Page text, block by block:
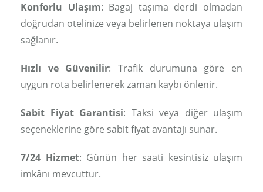
Konforlu Ulaşım: Bagaj taşıma derdi olmadan
doğrudan otelinize veya belirlenen noktaya ulaşım
sağlanır.
Hızlı ve Güvenilir: Trafik durumuna göre en
uygun rota belirlenerek zaman kaybı önlenir.
Sabit Fiyat Garantisi: Taksi veya diğer ulaşım
seçeneklerine göre sabit fiyat avantajı sunar.
7/24 Hizmet: Günün her saati kesintisiz ulaşım
imkânı mevcuttur.